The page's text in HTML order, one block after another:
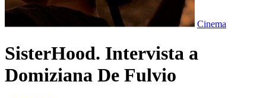
Cinema
SisterHood. Intervista a
Domiziana De Fulvio